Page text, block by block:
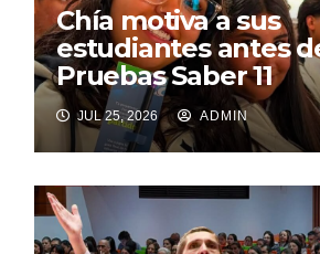
Chía motiva a sus
estudiantes antes
Pruebas Saber 11
JUL 25, 2026 ADMIN